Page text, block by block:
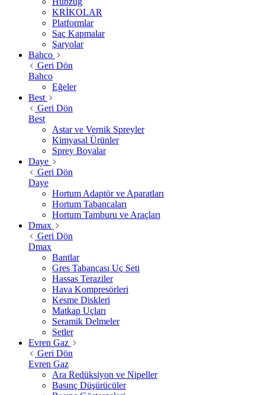
KRİKOLAR
Platformlar
Saç Kapmalar
Şaryolar
Bahco
Geri Dön
Bahco
Eğeler
Best
Geri Dön
Best
Astar ve Vernik Spreyler
Kimyasal Ürünler
Sprey Boyalar
Daye
Geri Dön
Daye
Hortum Adaptör ve Aparatları
Hortum Tabancaları
Hortum Tamburu ve Araçları
Dmax
Geri Dön
Dmax
Bantlar
Gres Tabancası Uç Seti
Hassas Teraziler
Hava Kompresörleri
Kesme Diskleri
Matkap Uçları
Seramik Delmeler
Setler
Evren Gaz
Geri Dön
Evren Gaz
Ara Redüksiyon ve Nipeller
Basınç Düşürücüler